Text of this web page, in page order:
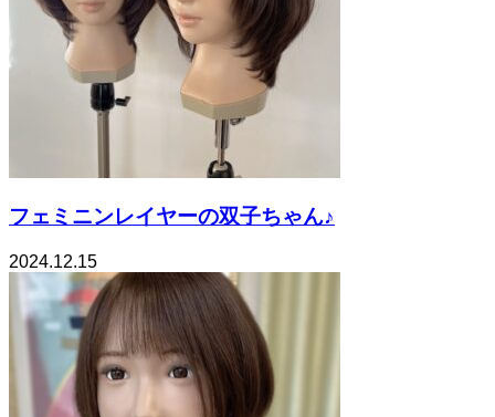
フェミニンレイヤーの双子ちゃん♪
2024.12.15